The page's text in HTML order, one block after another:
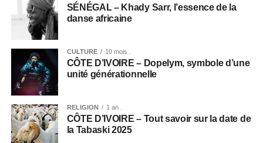
SÉNÉGAL – Khady Sarr, l’essence de la
danse africaine
CULTURE 10 mois .
CÔTE D’IVOIRE – Dopelym, symbole d’une
unité générationnelle
RELIGION 1 an .
CÔTE D’IVOIRE – Tout savoir sur la date de
la Tabaski 2025